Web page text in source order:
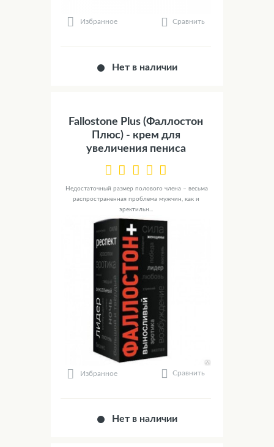
Избранное Сравнить
Нет в наличии
Fallostone Plus (Фаллостон
Плюс) - крем для
увеличения пениса
Недостаточный размер полового члена – весьма
распространенная проблема мужчин, как и
эректильн...
Избранное Сравнить
Нет в наличии